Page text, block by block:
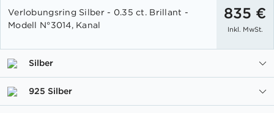
Anfang
der
Bildgalerie
Verlobungsring Silber - 0.35 ct. Brillant -
Modell N°3014, Kanal
835 €
Inkl. MwSt.
Silber
925 Silber